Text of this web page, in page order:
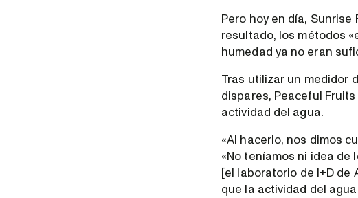
Pero hoy en día,
resultado, los métodos
humedad ya no eran
Tras utilizar un medidor
dispares, Peaceful
actividad del agua.
«Al hacerlo, nos dimos
«No teníamos ni idea
[el laboratorio de I+D de
que la actividad del